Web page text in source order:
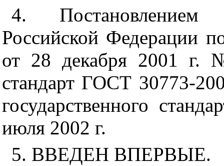
4. Постановлением
Российской Федерации
от 28 декабря 2001 г.
стандарт ГОСТ 30773-
государственного
июля 2002 г.
5. ВВЕДЕН ВПЕРВЫЕ.